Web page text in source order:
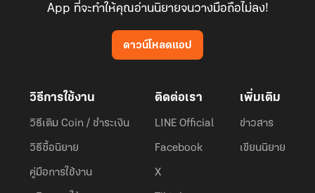
App ที่จะทำให้คุณอ่านนิยายจนวางมือถือไม่ลง!
ดาวน์โหลดแอป
วิธีการใช้งาน
วิธีเติม Coin / ชำระเงิน
วิธีซื้อนิยาย
คู่มือการใช้งาน
ติดต่อเรา
LINE Official
Facebook
X
เพิ่มเติม
ข่าวสาร
เขียนนิยาย